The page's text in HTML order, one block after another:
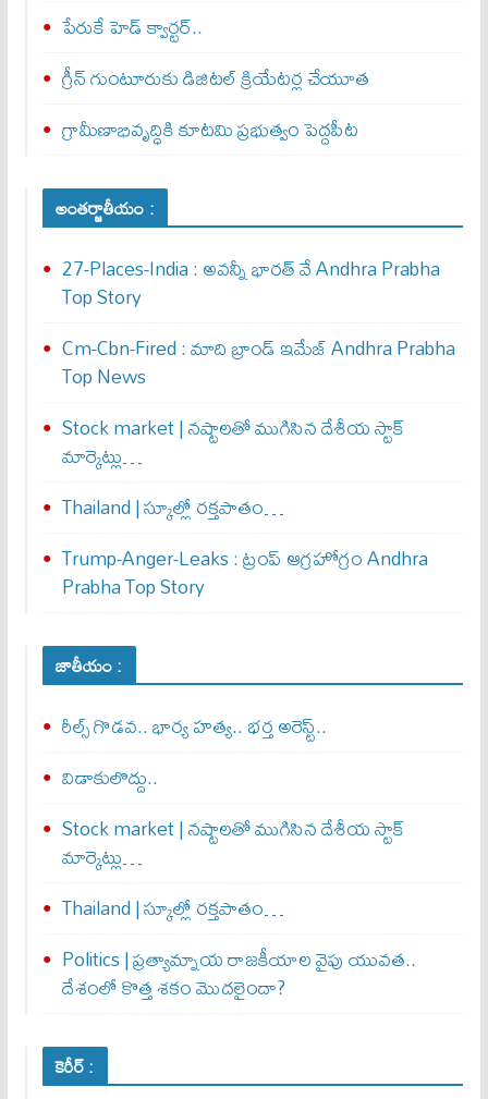
పేరుకే హెడ్ క్వార్టర్..
గ్రీన్ గుంటూరుకు డిజిటల్ క్రియేటర్ల చేయూత
గ్రామీణాభివృద్ధికి కూటమి ప్రభుత్వం పెద్దపీట
అంతర్జాతీయం :
27-Places-India : అవ‌న్నీ భార‌త్ వే Andhra Prabha
Top Story
Cm-Cbn-Fired : మాది బ్రాండ్ ఇమేజ్ Andhra Prabha
Top News
Stock market | నష్టాలతో ముగిసిన దేశీయ స్టాక్
మార్కెట్లు…
Thailand | స్కూల్లో రక్తపాతం…
Trump-Anger-Leaks : ట్రంప్ ఆగ్ర‌హోగ్రం Andhra
Prabha Top Story
జాతీయం :
రీల్స్ గొడవ.. భార్య హత్య.. భర్త అరెస్ట్..
విడాకులొద్దు..
Stock market | నష్టాలతో ముగిసిన దేశీయ స్టాక్
మార్కెట్లు…
Thailand | స్కూల్లో రక్తపాతం…
Politics | ప్రత్యామ్నాయ రాజకీయాల వైపు యువత..
దేశంలో కొత్త శకం మొదలైందా?
కెరీర్ :